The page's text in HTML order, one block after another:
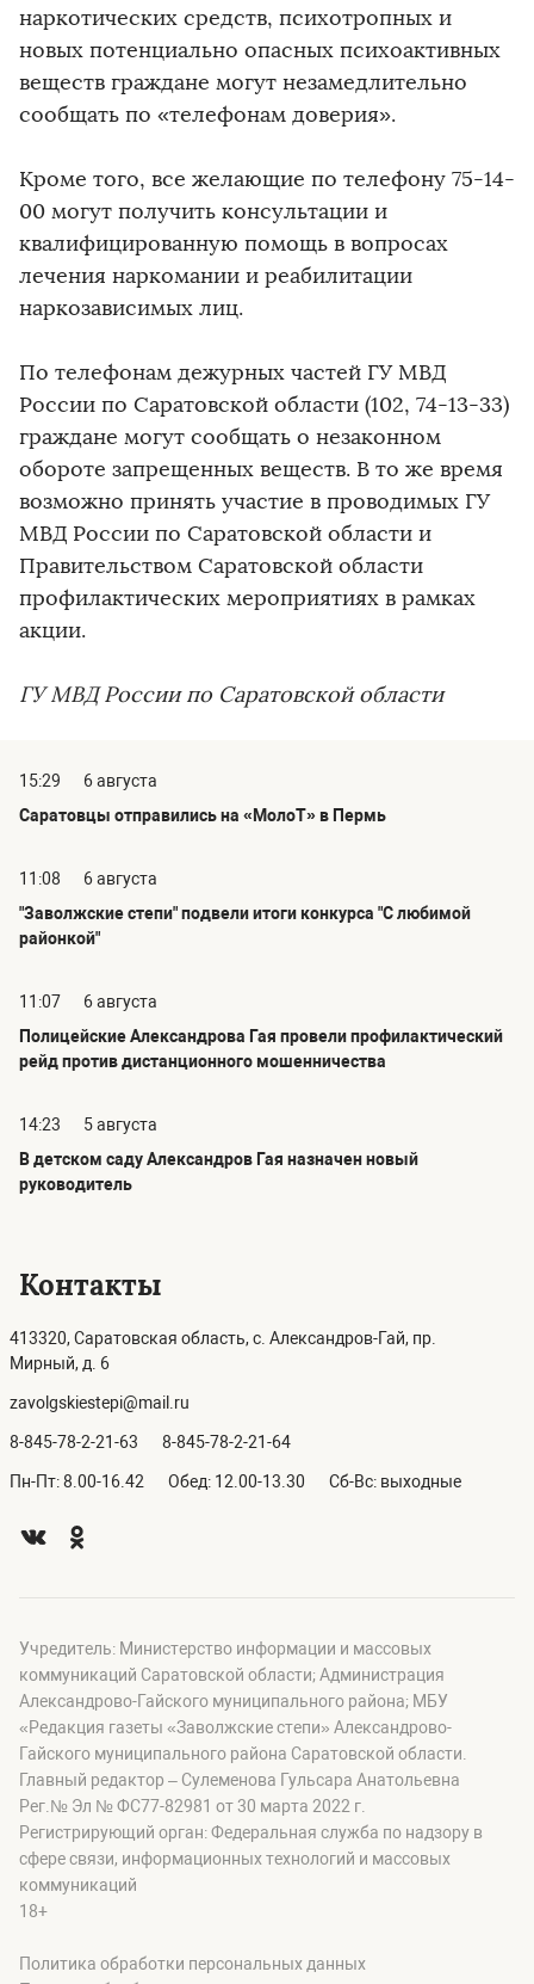
наркотических средств, психотропных и
новых потенциально опасных психоактивных
веществ граждане могут незамедлительно
сообщать по «телефонам доверия».
Кроме того, все желающие по телефону 75-14-
00 могут получить консультации и
квалифицированную помощь в вопросах
лечения наркомании и реабилитации
наркозависимых лиц.
По телефонам дежурных частей ГУ МВД
России по Саратовской области (102, 74-13-33)
граждане могут сообщать о незаконном
обороте запрещенных веществ. В то же время
возможно принять участие в проводимых ГУ
МВД России по Саратовской области и
Правительством Саратовской области
профилактических мероприятиях в рамках
акции.
ГУ МВД России по Саратовской области
15:29
6 августа
Саратовцы отправились на «МолоТ» в Пермь
11:08
6 августа
"Заволжские степи" подвели итоги конкурса "С любимой
районкой"
11:07
6 августа
Полицейские Александрова Гая провели профилактический
рейд против дистанционного мошенничества
14:23
5 августа
В детском саду Александров Гая назначен новый
руководитель
Контакты
413320, Саратовская область, с. Александров-Гай, пр.
Мирный, д. 6
zavolgskiestepi@mail.ru
8-845-78-2-21-63 8-845-78-2-21-64
Пн-Пт: 8.00-16.42 Обед: 12.00-13.30 Сб-Вс: выходные
Учредитель: Министерство информации и массовых
коммуникаций Саратовской области; Администрация
Александрово-Гайского муниципального района; МБУ
«Редакция газеты «Заволжские степи» Александрово-
Гайского муниципального района Саратовской области.
Главный редактор – Сулеменова Гульсара Анатольевна
Рег.№ Эл № ФС77-82981 от 30 марта 2022 г.
Регистрирующий орган: Федеральная служба по надзору в
сфере связи, информационных технологий и массовых
коммуникаций
18+
Политика обработки персональных данных